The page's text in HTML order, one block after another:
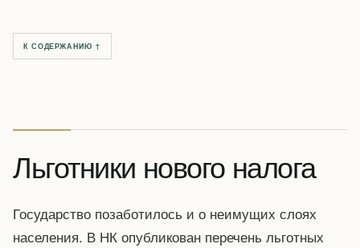
К СОДЕРЖАНИЮ ↑
Льготники нового налога
Государство позаботилось и о неимущих слоях
населения. В НК опубликован перечень льготных